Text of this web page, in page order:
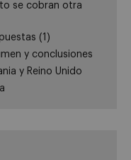
se cobran otra
(1)
y conclusiones
y Reino Unido